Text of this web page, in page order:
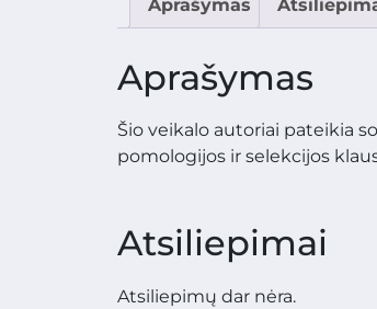
Aprašymas
Aprašymas
Šio veikalo autoriai pateikia
pomologijos ir selekcijos
Atsiliepimai
Atsiliepimų dar nėra.